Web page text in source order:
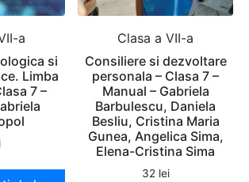
a
si
Limba
7 –
Clasa a VII-a
Consiliere si dezvoltare
personala – Clasa 7 –
Manual – Gabriela
Barbulescu, Daniela
Besliu, Cristina Maria
Gunea, Angelica Sima,
Elena-Cristina Sima
32 lei